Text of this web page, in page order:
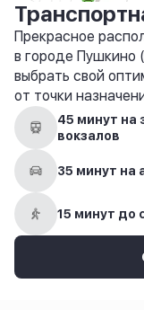
Прекрасное
в городе Пушкино
выбрать свой
от точки
45 минут на
вокзалов
35 минут на
15 минут до